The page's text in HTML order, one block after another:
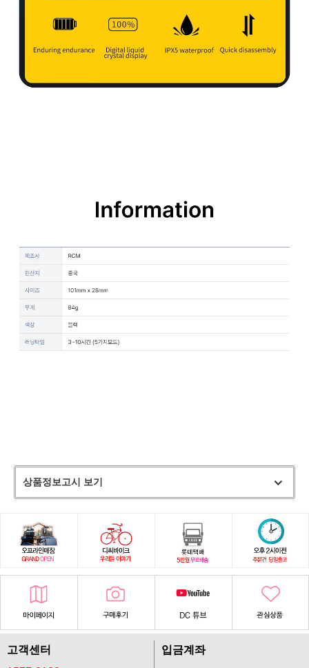
상품정보고시 보기
고객센터
입금계좌